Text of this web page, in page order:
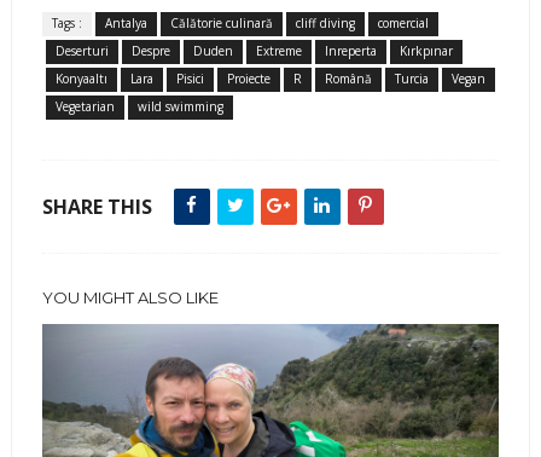
Tags : Antalya Călătorie culinară cliff diving
comercial
Deserturi
Despre Duden Extreme Inreperta
Kırkpınar
Konyaaltı
Lara Pisici Proiecte R Română Turcia
Vegan
Vegetarian
wild swimming
SHARE THIS
YOU MIGHT ALSO LIKE